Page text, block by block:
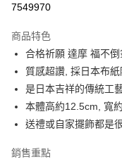
合作金庫商業銀行
華南商業銀行
上海商業儲蓄銀行
國泰世華商業銀行
臺灣中小企業銀行
匯豐（台灣）商業銀行
聯邦商業銀行
元大商業銀行
超商取貨付款
LINE Pay
Apple Pay
街口支付
悠遊付
7549970
商品特色
合格祈願 達摩 福不
質感超讚, 採日本布
是日本吉祥的傳統工
本體高約12.5cm, 寬
送禮或自家擺飾都是
銷售重點